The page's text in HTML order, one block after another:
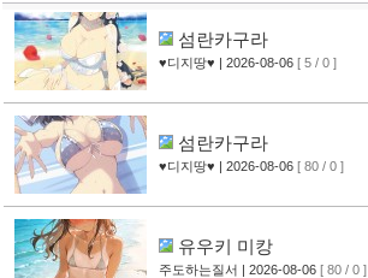
섬란카구라
♥디지땅♥ | 2026-08-06 [ 5 / 0 ]
섬란카구라
♥디지땅♥ | 2026-08-06 [ 80 / 0 ]
유우키 미캉
주도하는질서 | 2026-08-06 [ 80 / 0 ]